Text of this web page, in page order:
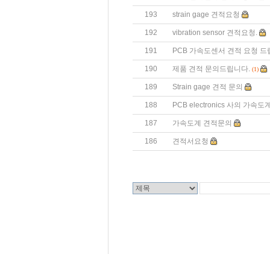
193 strain gage 견적요청
192 vibration sensor 견적요청.
191 PCB 가속도센서 견적 요청 드
190 제품 견적 문의드립니다. (1)
189 Strain gage 견적 문의
188 PCB electronics 사의 가속도
187 가속도계 견적문의
186 견적서요청